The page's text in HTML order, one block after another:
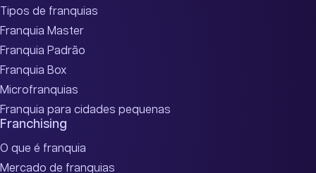
Tipos de franquias
Franquia Master
Franquia Padrão
Franquia Box
Microfranquias
Franquia para cidades pequenas
Franchising
O que é franquia
Mercado de franquias